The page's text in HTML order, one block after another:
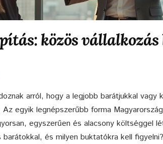
közös
arról, hogy a legjobb barátjukkal vagy
Az egyik legnépszerűbb forma
egyszerűen és alacsony költséggel
barátokkal, és milyen buktatókra kell